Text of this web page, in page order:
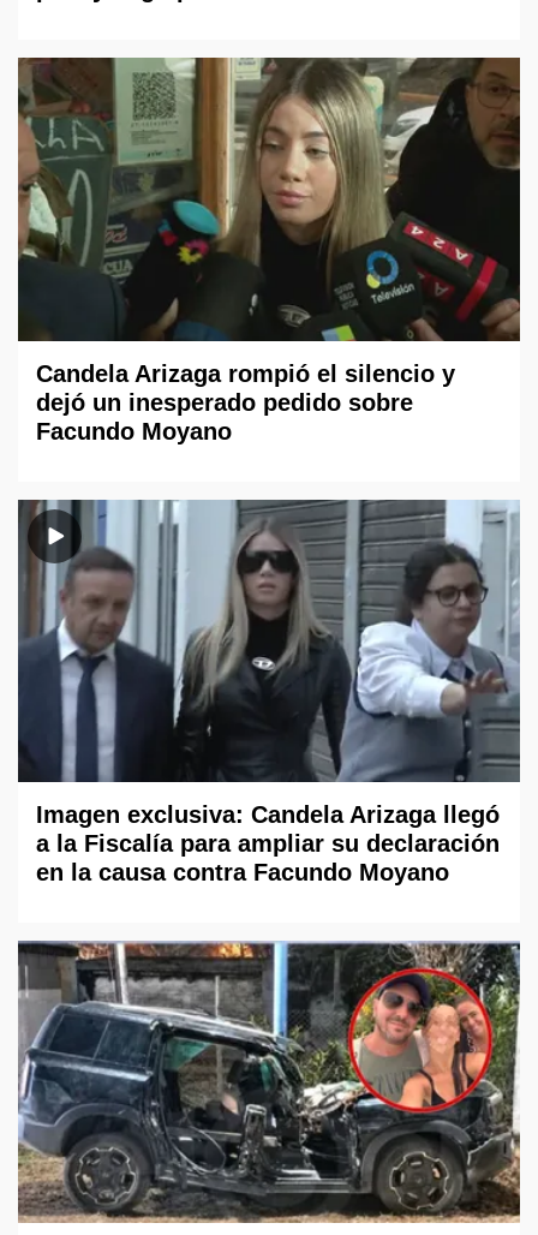
Candela Arizaga rompió el silencio y
dejó un inesperado pedido sobre
Facundo Moyano
Imagen exclusiva: Candela Arizaga llegó
a la Fiscalía para ampliar su declaración
en la causa contra Facundo Moyano